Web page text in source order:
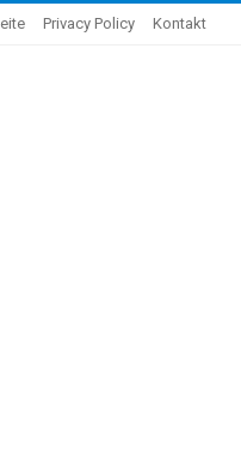
Privacy Policy Kontakt